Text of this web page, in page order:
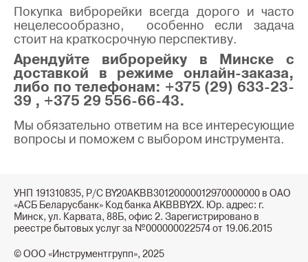
Покупка виброрейки всегда дорого и часто
нецелесообразно, особенно если задача
стоит на краткосрочную перспективу.
Арендуйте виброрейку в Минске с
доставкой в режиме онлайн-заказа,
либо по телефонам: +375 (29) 633-23-
39 , +375 29 556-66-43.
Мы обязательно ответим на все интересующие
вопросы и поможем с выбором инструмента.
УНП 191310835, Р/С BY20AKBB30120000012970000000 в ОАО
«АСБ Беларусбанк» Код банка AKBBBY2X. Юр. адрес: г.
Минск, ул. Карвата, 88Б, офис 2. Зарегистрировано в
реестре бытовых услуг за №000000022574 от 19.06.2015
© ООО «Инструментгрупп», 2025